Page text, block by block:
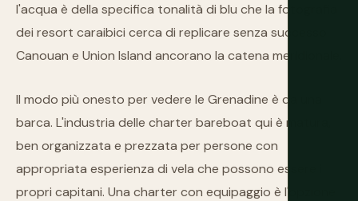
l'acqua è della specifica tonalità di blu che la fotografia
dei resort caraibici cerca di replicare senza successo.
Canouan e Union Island ancorano la catena meridionale.
Il modo più onesto per vedere le Grenadine è da una
barca. L'industria delle charter bareboat qui è matura,
ben organizzata e prezzata per persone con
appropriata esperienza di vela che possono essere i
propri capitani. Una charter con equipaggio è l'opzione